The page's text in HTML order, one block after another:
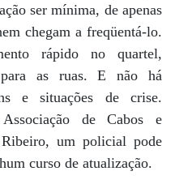
ser mínima, de apenas
chegam a freqüentá-lo.
rápido no quartel,
as ruas. E não há
e situações de crise.
de Cabos e
um policial pode
curso de atualização.